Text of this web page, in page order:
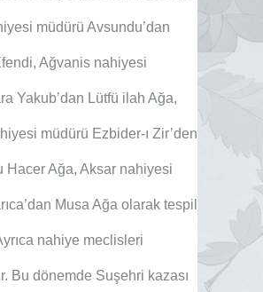
müdürü Avsundu’dan
Ağvanis nahiyesi
Yakub’dan Lütfü ilah Ağa,
müdürü Ezbider-ı Zir’den
Hacer Ağa, Aksar nahiyesi
Musa Ağa olarak tespil
nahiye meclisleri
Bu dönemde Suşehri kazası